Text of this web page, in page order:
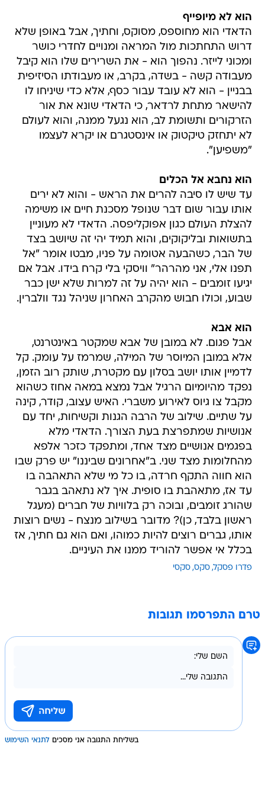
הוא לא מיופייף
הדאדי הוא מחוספס, מסוקס, וחתיך, אבל באופן שלא
דרוש התחתכות מול המראה ומנויים לחדרי כושר
ומכוני לייזר. נהפוך הוא - את השרירים שלו הוא קיבל
מעבודה קשה - בשדה, בקרב, או מעבודתו הסיזיפית
בבניין - הוא לא עובד עבור כסף, אלא כדי שיניחו לו
להישאר מתחת לרדאר, כי הדאדי שונא את אור
הזרקורים ותשומת לב, הוא נגעל ממנה, והוא לעולם
לא יתחזק טיקטוק או אינסטגרם או יקרא לעצמו
"משפיען".
הוא נחבא אל הכלים
עד שיש לו סיבה להרים את הראש - והוא לא ירים
אותו עבור שום דבר שנופל מסכנת חיים או משימה
להצלת העולם כגון אפוקליפסה. הדאדי לא מעוניין
בתשואות ובליקוקים, והוא תמיד יהי זה שיושב בצד
של הבר, כשהבעה אטומה על פניו, מבטו אומר "אל
תפנו אלי, אני מהרהר" וויסקי בלי קרח בידו. אבל אם
יגיעו זומבים - הוא יהיה על זה למרות שלא ישן כבר
שבוע, וכולו חבוש מהקרב האחרון שניהל נגד וולברין.
הוא אבא
אבל פגום. לא במובן של אבא שמקטר באינטרנט,
אלא במובן המיוסר של המילה, שמרמז על עומק. קל
לדמיין אותו יושב בסלון עם מקטרת, שותק רוב הזמן,
נפקד מהיומיום הרגיל אבל נמצא במאה אחוז כשהוא
מקבל צו גיוס לאירוע משברי. האיש עצוב, קודר, קינה
על שתיים. שילוב של הרבה הגנות וקשיחות, יחד עם
אנושיות שמתפרצת בעת הצורך. הדאדי מלא
בפגמים אנושיים מצד אחד, ומתפקד כזכר אלפא
מהחלומות מצד שני. ב"אחרונים שביננו" יש פרק שבו
הוא חווה התקף חרדה, בו כל מי שלא התאהבה בו
עד אז, מתאהבת בו סופית. איך לא נתאהב בגבר
שהורג זומבים, ובוכה רק בלוויות של חברים (מעגל
ראשון בלבד, כן)? מדובר בשילוב מנצח - נשים רוצות
אותו, גברים רוצים להיות כמוהו, ואם הוא גם חתיך, אז
בכלל אי אפשר להוריד ממנו את העיניים.
פדרו פסקל סקס סקסי
טרם התפרסמו תגובות
בשליחת התגובה אני מסכים לתנאי השימוש